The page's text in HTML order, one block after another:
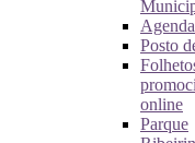
Posto
online
Parque